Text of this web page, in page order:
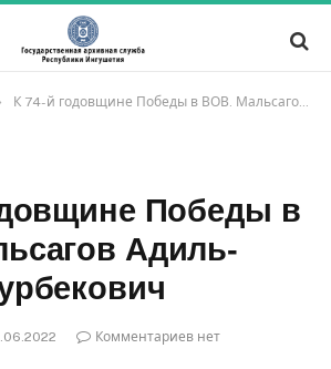
К 74-й годовщине Победы в ВОВ. Мальсагов Адиль-Гирей Заурбекович
Победы в
Адиль-
Комментариев нет